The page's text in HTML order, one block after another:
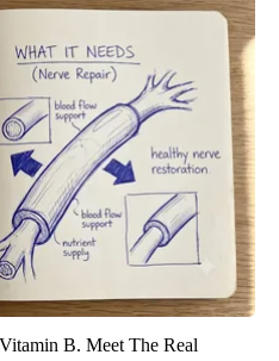
B. Meet The Real